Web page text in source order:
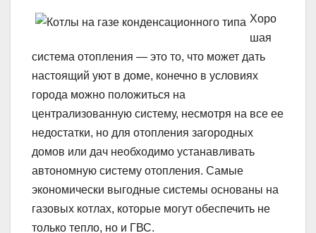
Хоро
шая
система отопления — это то, что может дать
настоящий уют в доме, конечно в условиях
города можно положиться на
централизованную систему, несмотря на все ее
недостатки, но для отопления загородных
домов или дач необходимо устанавливать
автономную систему отопления. Самые
экономически выгодные системы основаны на
газовых котлах, которые могут обеспечить не
только тепло, но и ГВС.